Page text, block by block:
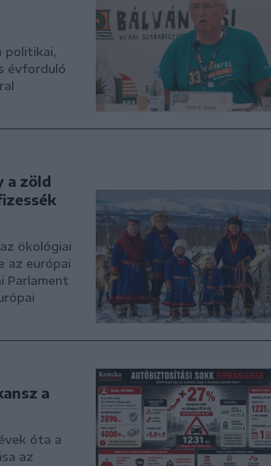
politikai,
évforduló
a zöld
ökológiai
az európai
Parlament
a
óta a
az